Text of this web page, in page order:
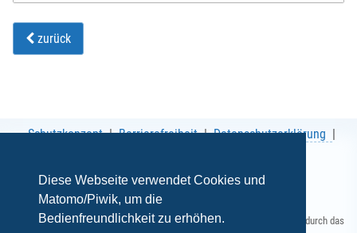
Diese Webseite verwendet Cookies und
Matomo/Piwik, um die
Bedienfreundlichkeit zu erhöhen.
zurück
Schutzkonzept Barrierefreiheit
Datenschutzerklärung
Gefördert durch das